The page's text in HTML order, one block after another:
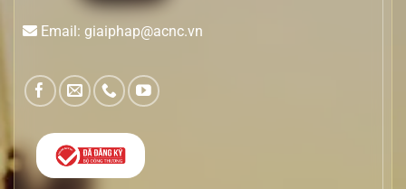
Email: giaiphap@acnc.vn